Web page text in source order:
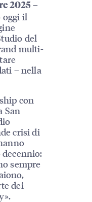
2025 –
oggi il
del
multi-
– nella
con
San
crisi di
sempre
dei